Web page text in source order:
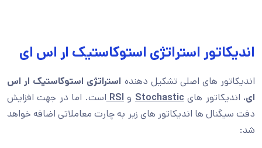
اندیکاتور استراتژی استوکاستیک ار اس ای
اندیکاتور های اصلی تشکیل دهنده استراتژی استوکاستیک ار اس
ای، اندیکاتور هایStochasticو RSI است. اما در جهت افزایش
دفت سیگنال ها اندیکاتور های زیر به چارت معاملاتی اضافه خواهد
شد: